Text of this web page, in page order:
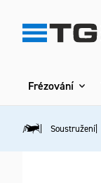
obsah
Frézování
Domů Soustružení